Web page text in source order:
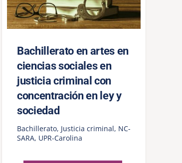
Bachillerato en artes en
ciencias sociales en
justicia criminal con
concentración en ley y
sociedad
Bachillerato, Justicia criminal, NC-
SARA, UPR-Carolina